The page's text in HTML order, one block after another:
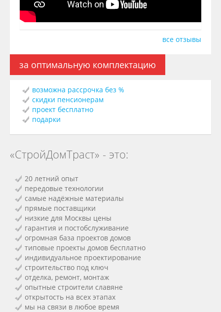
все отзывы
за оптимальную комплектацию
возможна рассрочка без %
скидки пенсионерам
проект бесплатно
подарки
«СтройДомТраст» - это:
20 летний опыт
передовые технологии
самые надёжные материалы
прямые поставщики
низкие для Москвы цены
гарантия и постобслуживание
огромная база проектов домов
типовые проекты домов бесплатно
индивидуальное проектирование
строительство под ключ
отделка, ремонт, монтаж
опытные строители славяне
открытость на всех этапах
мы на связи в любое время